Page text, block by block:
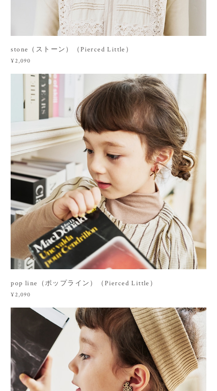
stone（ストーン）（Pierced Little）
¥2,090
pop line（ポップライン）（Pierced Little）
¥2,090